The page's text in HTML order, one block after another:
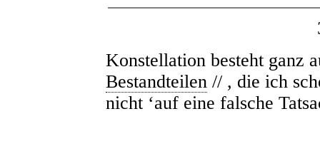
Konstellation besteht ganz
Bestandteilen // , die ich
nicht ‘auf eine falsche